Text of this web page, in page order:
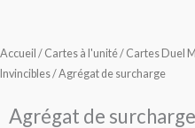
Accueil / Cartes à l'unité/ Cartes Duel
Invincibles/ Agrégat de surcharge
Agrégat de surcharge